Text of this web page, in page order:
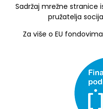
Sadržaj mrežne stranice
pružatelja
Za više o EU